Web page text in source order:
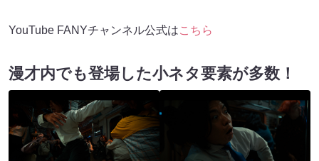
YouTube FANYチャンネル公式はこちら
漫才内でも登場した小ネタ要素が多数！